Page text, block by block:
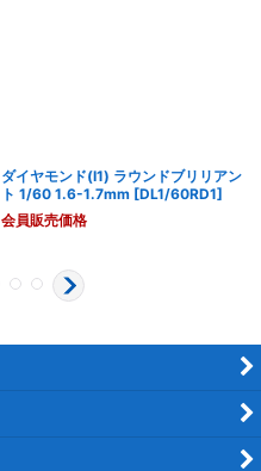
ダイヤモンド(I1) ラウンドブリリアン
ト 1/60 1.6-1.7mm [DL1/60RD1]
会員販売価格